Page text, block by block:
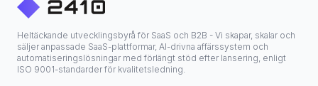
Heltäckande utvecklingsbyrå för SaaS och B2B - Vi skapar, skalar och
säljer anpassade SaaS-plattformar, AI-drivna affärssystem och
automatiseringslösningar med förlängt stöd efter lansering, enligt
ISO 9001-standarder för kvalitetsledning.